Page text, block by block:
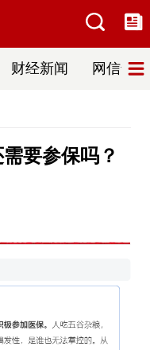
财经新闻 网信普法
要参保吗？